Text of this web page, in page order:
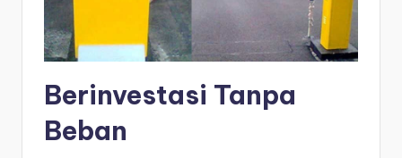
Berinvestasi Tanpa
Beban